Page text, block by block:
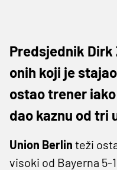
Predsjednik Dirk
onih koji je
ostao trener
dao kaznu od tri
Union Berlin teži
visoki od Bayerna 5-